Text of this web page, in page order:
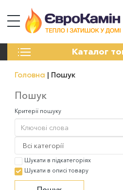
Каталог
ПЕЧІ
ЕЛЕКТРОКАМІНИ
АКСЕСУАРИ
ХІМІЯ
ЕНЕРГОСИСТЕМИ
Головна Пошук
Пошук
Критерії пошуку
Шукати в підкатегоріях
Шукати в описі товару